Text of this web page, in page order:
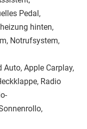
Pedal,
hinten,
Notrufsystem,
Auto, Apple Carplay,
Radio